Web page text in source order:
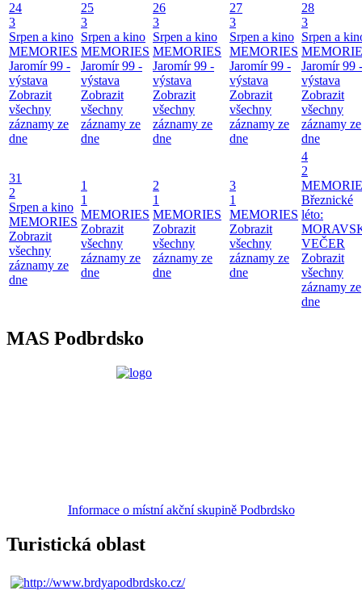
24
3
Srpen a kino
MEMORIES
Jaromír 99 -
výstava
Zobrazit
všechny
záznamy ze
dne
25
3
Srpen a kino
MEMORIES
Jaromír 99 -
výstava
Zobrazit
všechny
záznamy ze
dne
26
3
Srpen a kino
MEMORIES
Jaromír 99 -
výstava
Zobrazit
všechny
záznamy ze
dne
27
3
Srpen a kino
MEMORIES
Jaromír 99 -
výstava
Zobrazit
všechny
záznamy ze
dne
28
3
Srpen a
Jaromír 99 -
výstava
Zobrazit
všechny
záznamy ze
dne
31
2
Srpen a kino
MEMORIES
Zobrazit
všechny
záznamy ze
dne
1
1
MEMORIES
Zobrazit
všechny
záznamy ze
dne
2
1
MEMORIES
Zobrazit
všechny
záznamy ze
dne
3
1
MEMORIES
Zobrazit
všechny
záznamy ze
dne
4
2
Březnické
léto:
VEČER
Zobrazit
všechny
záznamy ze
dne
MAS Podbrdsko
Informace o místní akční skupině Podbrdsko
Turistická oblast